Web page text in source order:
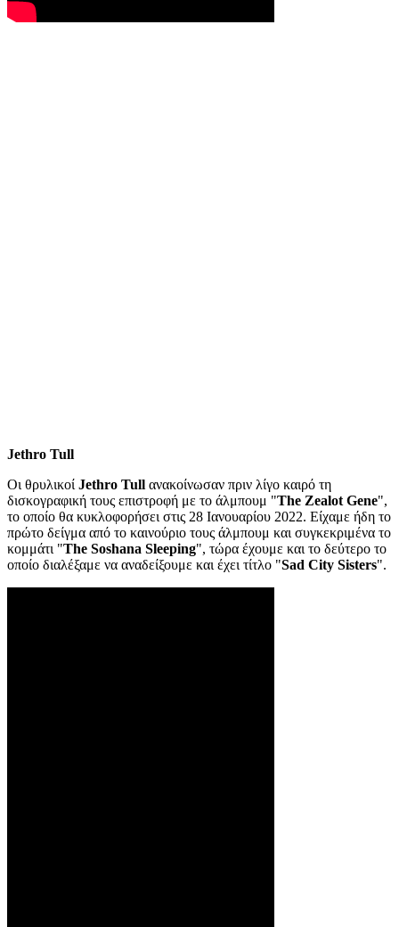
Jethro Tull
Οι θρυλικοί Jethro Tull ανακοίνωσαν πριν λίγο καιρό τη
δισκογραφική τους επιστροφή με το άλμπουμ "The Zealot Gene",
το οποίο θα κυκλοφορήσει στις 28 Ιανουαρίου 2022. Είχαμε ήδη το
πρώτο δείγμα από το καινούριο τους άλμπουμ και συγκεκριμένα το
κομμάτι "The Soshana Sleeping", τώρα έχουμε και το δεύτερο το
οποίο διαλέξαμε να αναδείξουμε και έχει τίτλο "Sad City Sisters".